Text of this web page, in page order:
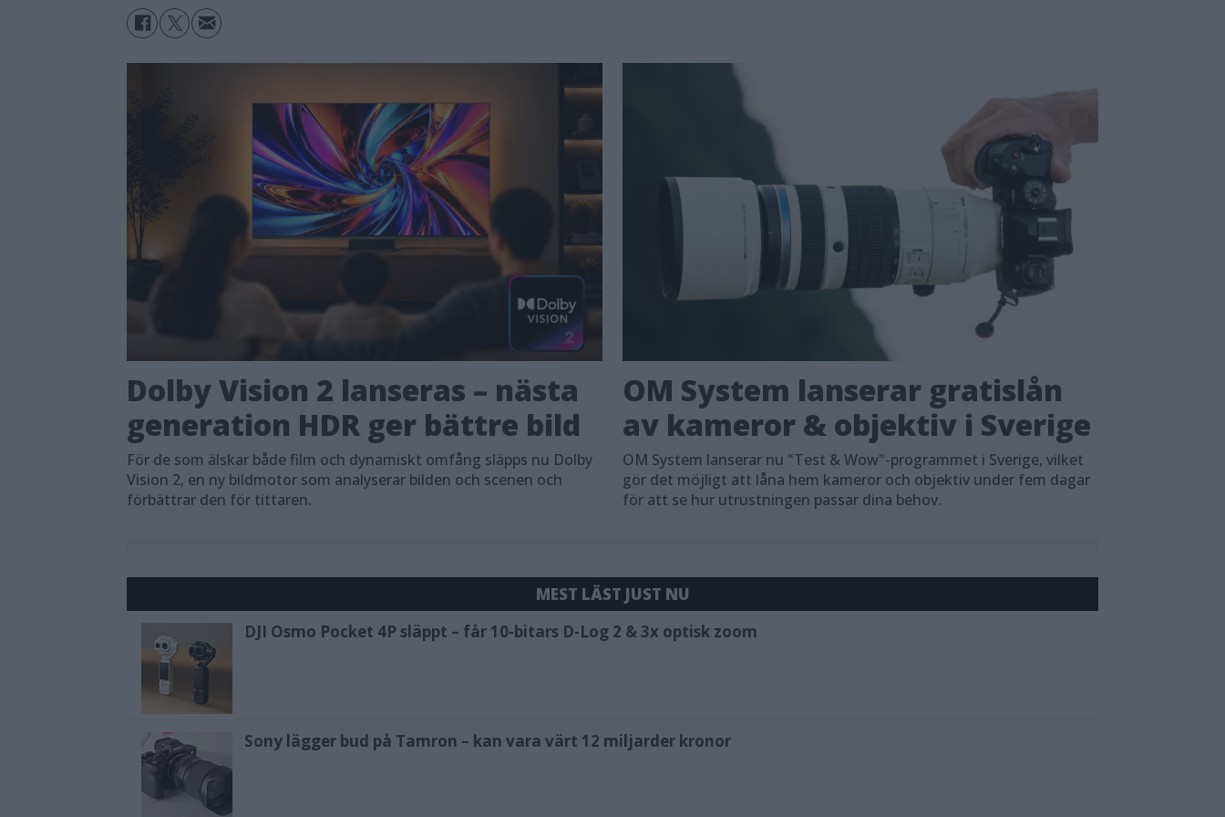
Dolby Vision 2 lanseras – nästa
generation HDR ger bättre bild
För de som älskar både film och dynamiskt omfång släpps nu Dolby
Vision 2, en ny bildmotor som analyserar bilden och scenen och
förbättrar den för tittaren.
OM System lanserar gratislån
av kameror & objektiv i Sverige
OM System lanserar nu "Test & Wow"-programmet i Sverige, vilket
gör det möjligt att låna hem kameror och objektiv under fem dagar
för att se hur utrustningen passar dina behov.
MEST LÄST JUST NU
DJI Osmo Pocket 4P släppt – får 10-bitars D-Log 2 & 3x optisk zoom
Sony lägger bud på Tamron – kan vara värt 12 miljarder kronor